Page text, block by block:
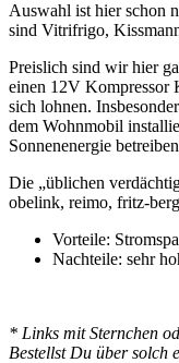
Auswahl ist hier schon
sind Vitrifrigo,
Preislich sind wir hier
einen 12V Kompressor
sich lohnen.
dem Wohnmobil
Sonnenenergie
Die „üblichen
obelink, reimo, fritz-
Vorteile:
Nachteile: sehr
* Links mit Sternchen
Bestellst Du über solch